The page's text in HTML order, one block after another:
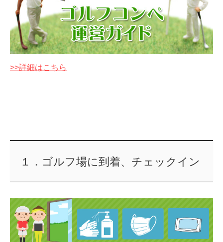
>>詳細はこちら
１．ゴルフ場に到着、チェックイン